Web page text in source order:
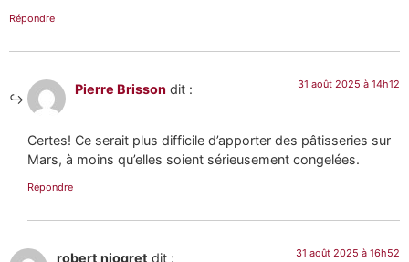
Répondre
Pierre Brisson dit : 31 août 2025 à 14h12
Certes! Ce serait plus difficile d’apporter des pâtisseries sur
Mars, à moins qu’elles soient sérieusement congelées.
Répondre
robert niogret dit : 31 août 2025 à 16h52